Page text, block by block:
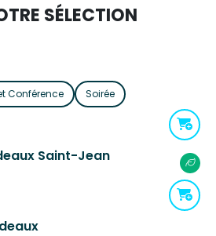
SÉLECTION
Conférence
Soirée
Saint-Jean